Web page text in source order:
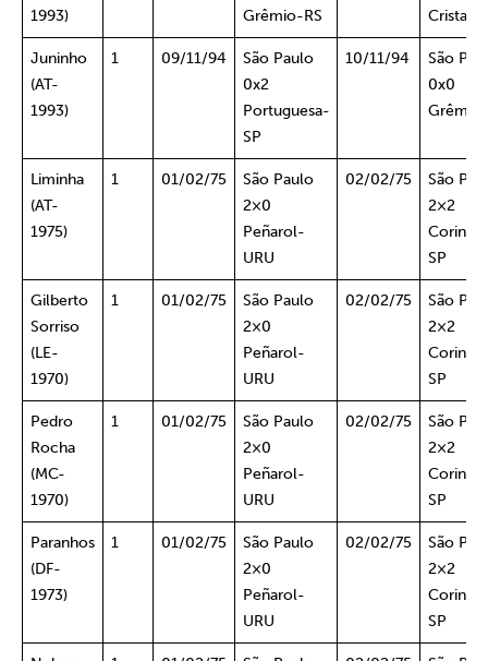
1993)
Grêmio-RS
Cristal-
Juninho
(AT-
1993)
1 09/11/94
São Paulo
0x2
Portuguesa-
SP
10/11/94
São
0x0
Liminha
(AT-
1975)
1 01/02/75
São Paulo
2×0
Peñarol-
URU
02/02/75
São
2×2
SP
Gilberto
Sorriso
(LE-
1970)
1 01/02/75
São Paulo
2×0
Peñarol-
URU
02/02/75
São
2×2
SP
Pedro
Rocha
(MC-
1970)
1 01/02/75
São Paulo
2×0
Peñarol-
URU
02/02/75
São
2×2
SP
Paranhos
(DF-
1973)
1 01/02/75
São Paulo
2×0
Peñarol-
URU
02/02/75
São
2×2
SP